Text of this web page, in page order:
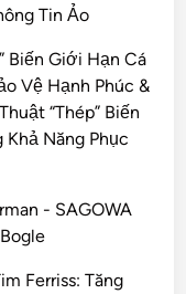
Tin Ảo
Biến Giới Hạn Cá
Vệ Hạnh Phúc &
“Thép” Biến
Năng Phục
- SAGOWA
Ferriss: Tăng